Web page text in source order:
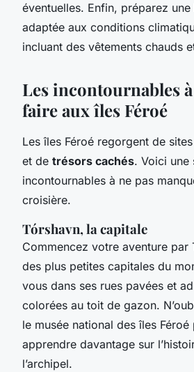
éventuelles. Enfin, préparez une
adaptée aux conditions
incluant des vêtements chauds
Les incontournables
faire aux îles Féroé
Les îles Féroé regorgent de sites
et de trésors cachés. Voici une
incontournables à ne pas
croisière.
Tórshavn, la capitale
Commencez votre aventure par
des plus petites capitales du
vous dans ses rues pavées et
colorées au toit de gazon.
le musée national des îles Féroé
apprendre davantage sur
l’archipel.